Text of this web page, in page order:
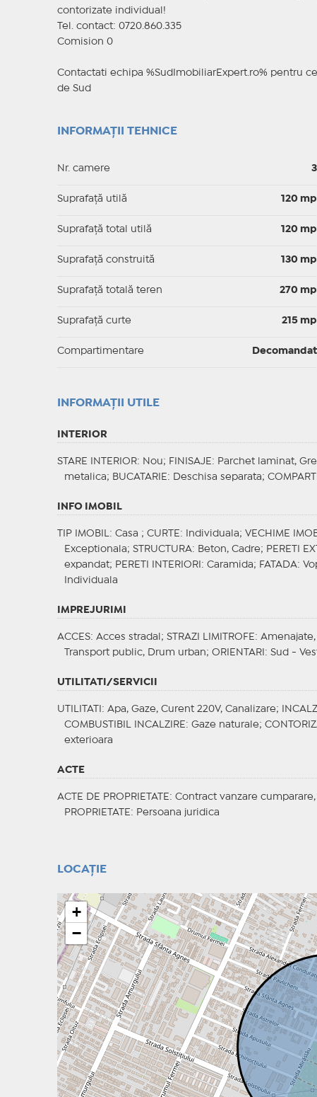
contorizate individual!
Tel. contact: 0720.860.335
Comision 0
Contactati echipa %SudImobiliarExpert.ro% pentru
de Sud
INFORMAȚII TEHNICE
Nr. camere 3
Suprafaţă utilă 120 mp
Suprafaţă total utilă 120 mp
Suprafaţă construită 130 mp
Suprafață totală teren 270 mp
Suprafaţă curte 215 mp
Compartimentare Decomandat
INFORMAŢII UTILE
INTERIOR
STARE INTERIOR: Nou; FINISAJE : Parchet laminat,
metalica; BUCATARIE : Deschisa separata;
INFO IMOBIL
TIP IMOBIL : Casa ; CURTE : Individuala; VECHIME
Exceptionala; STRUCTURA: Beton, Cadre; PERETI
expandat; PERETI INTERIORI : Caramida; FATADA:
Individuala
IMPREJURIMI
ACCES: Acces stradal; STRAZI LIMITROFE :
Transport public, Drum urban; ORIENTARI : Sud -
UTILITATI/SERVICII
UTILITATI : Apa, Gaze, Curent 220V, Canalizare;
COMBUSTIBIL INCALZIRE : Gaze naturale;
exterioara
ACTE
ACTE DE PROPRIETATE : Contract vanzare
PROPRIETATE : Persoana juridica
LOCAȚIE
+
−